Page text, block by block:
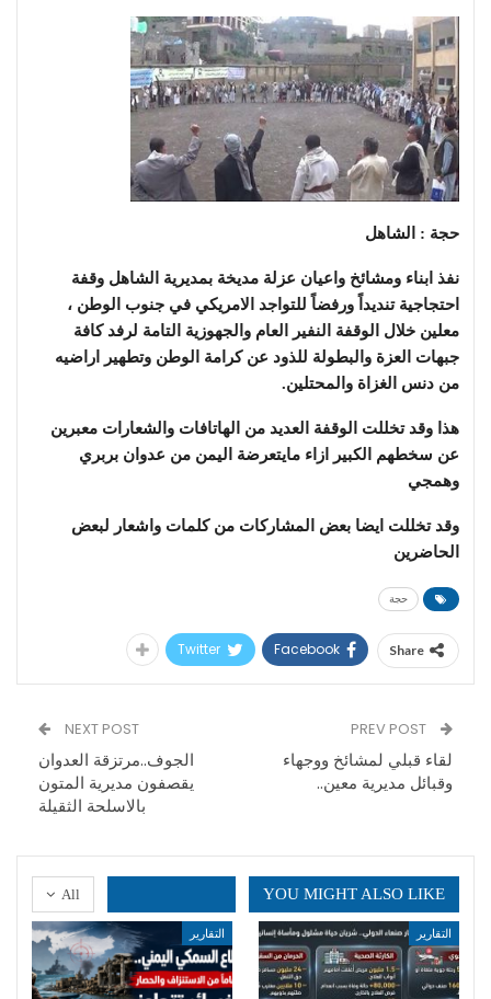
حجة : الشاهل
نفذ ابناء ومشائخ واعيان عزلة مديخة بمديرية الشاهل وقفة
احتجاجية تنديداً ورفضاً للتواجد الامريكي في جنوب الوطن ،
معلين خلال الوقفة النفير العام والجهوزية التامة لرفد كافة
جبهات العزة والبطولة للذود عن كرامة الوطن وتطهير اراضيه
من دنس الغزاة والمحتلين.
هذا وقد تخللت الوقفة العديد من الهاتافات والشعارات معبرين
عن سخطهم الكبير ازاء مايتعرضة اليمن من عدوان بربري
وهمجي
وقد تخللت ايضا بعض المشاركات من كلمات واشعار لبعض
الحاضرين
حجة
Share
Facebook
Twitter
لقاء قبلي لمشائخ ووجهاء
وقبائل مديرية معين..
NEXT POST
الجوف..مرتزقة العدوان
يقصفون مديرية المتون
بالاسلحة الثقيلة
All YOU MIGHT ALSO LIKE
التقارير التقارير